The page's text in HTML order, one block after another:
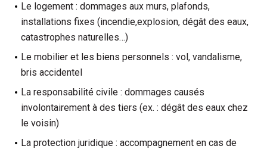
Le logement : dommages aux murs, plafonds,
installations fixes (incendie,explosion, dégât des eaux,
catastrophes naturelles…)
Le mobilier et les biens personnels : vol, vandalisme,
bris accidentel
La responsabilité civile : dommages causés
involontairement à des tiers (ex. : dégât des eaux chez
le voisin)
La protection juridique : accompagnement en cas de